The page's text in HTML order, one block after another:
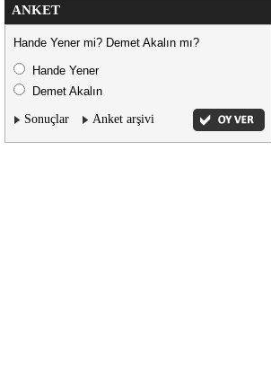
ANKET
Hande Yener mi? Demet Akalın mı?
Hande Yener
Demet Akalın
Sonuçlar Anket arşivi